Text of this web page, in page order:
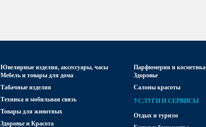
Ювелирные изделия, аксессуары, часы
Мебель и товары для дома
Табачные изделия
Техника и мобильная связь
Товары для животных
Здоровье и Красота
Парфюмерия и косметика
Здоровье
Салоны красоты
УСЛУГИ И СЕРВИСЫ
Отдых и туризм